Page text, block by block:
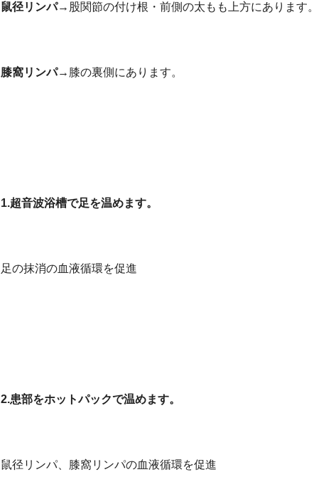
鼠径リンパ→股関節の付け根・前側の太もも上方にあります。
膝窩リンパ→膝の裏側にあります。
1.超音波浴槽で足を温めます。
足の抹消の血液循環を促進
2.患部をホットパックで温めます。
鼠径リンパ、膝窩リンパの血液循環を促進